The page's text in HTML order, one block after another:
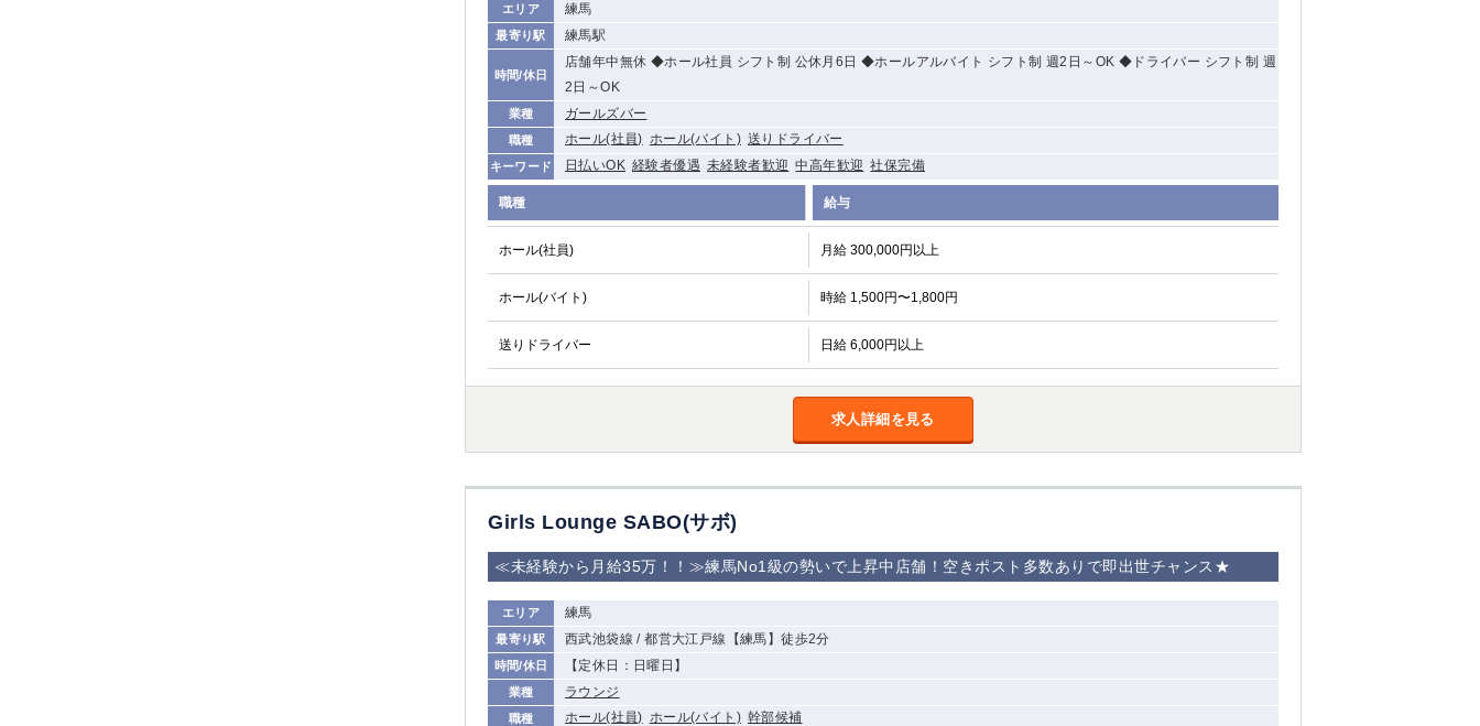
エリア 練馬
最寄り駅 練馬駅
時間/休日
店舗年中無休 ◆ホール社員 シフト制 公休月6日 ◆ホールアルバイト シフト制 週2日～OK ◆ドライバー シフト制 週
2日～OK
業種 ガールズバー
職種 ホール(社員) ホール(バイト) 送りドライバー
キーワード 日払いOK 経験者優遇 未経験者歓迎 中高年歓迎 社保完備
職種 給与
ホール(社員) 月給 300,000円以上
ホール(バイト) 時給 1,500円〜1,800円
送りドライバー 日給 6,000円以上
求人詳細を見る
Girls Lounge SABO(サボ)
≪未経験から月給35万！！≫練馬No1級の勢いで上昇中店舗！空きポスト多数ありで即出世チャンス★
エリア 練馬
最寄り駅 西武池袋線 / 都営大江戸線【練馬】徒歩2分
時間/休日 【定休日：日曜日】
業種 ラウンジ
職種 ホール(社員) ホール(バイト) 幹部候補